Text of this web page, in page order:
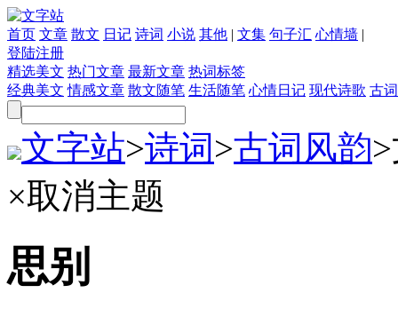
首页 文章 散文 日记 诗词 小说 其他 | 文集 句子汇 心情墙 |
登陆注册
精选美文 热门文章 最新文章 热词标签
经典美文 情感文章 散文随笔 生活随笔 心情日记 现代诗歌 古
文字站>诗词>古词风韵>
×取消主题
思别